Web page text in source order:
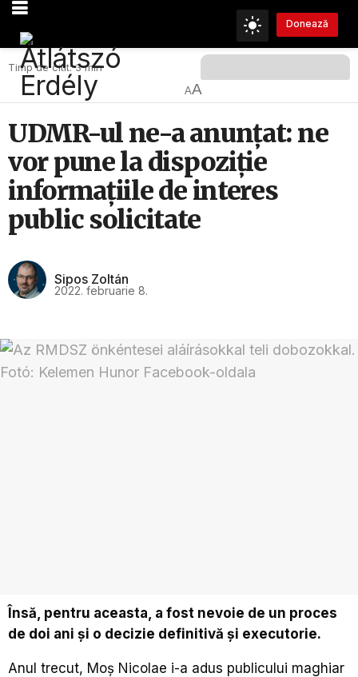
Donează
Timp de citit: 3 min
AA
UDMR-ul ne-a anunțat: ne
vor pune la dispoziție
informațiile de interes
public solicitate
Sipos Zoltán
2022. februarie 8.
Însă, pentru aceasta, a fost nevoie de un proces
de doi ani și o decizie definitivă și executorie.
Anul trecut, Moș Nicolae i-a adus publicului maghiar